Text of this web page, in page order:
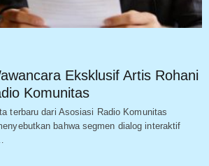
Eksklusif Artis Rohani
Komunitas
terbaru dari Asosiasi Radio Komunitas
bahwa segmen dialog interaktif